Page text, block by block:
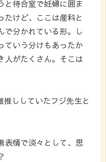
と待合室で妊婦に囲ま
たけど、ここは産科と
で分かれている形。し
いう分けもあったか
人がたくさん。そこは
ししていたフジ先生と
情で淡々として、思